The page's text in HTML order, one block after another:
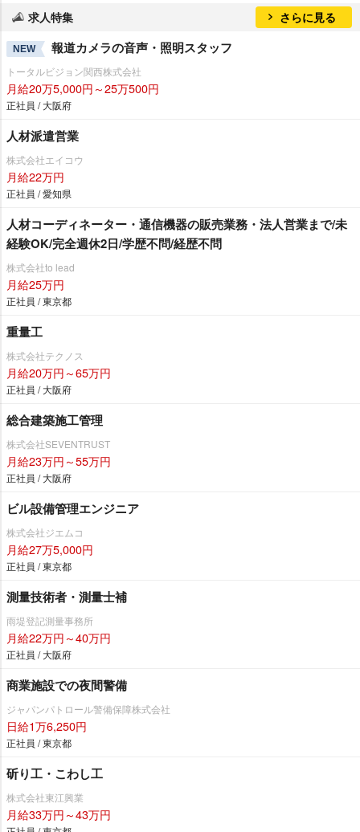
求人特集 さらに見る
NEW 報道カメラの音声・照明スタッフ
トータルビジョン関西株式会社
月給20万5,000円～25万500円
正社員 / 大阪府
人材派遣営業
株式会社エイコウ
月給22万円
正社員 / 愛知県
人材コーディネーター・通信機器の販売業務・法人営業まで/未
経験OK/完全週休2日/学歴不問/経歴不問
株式会社to lead
月給25万円
正社員 / 東京都
重量工
株式会社テクノス
月給20万円～65万円
正社員 / 大阪府
総合建築施工管理
株式会社SEVENTRUST
月給23万円～55万円
正社員 / 大阪府
ビル設備管理エンジニア
株式会社ジエムコ
月給27万5,000円
正社員 / 東京都
測量技術者・測量士補
雨堤登記測量事務所
月給22万円～40万円
正社員 / 大阪府
商業施設での夜間警備
ジャパンパトロール警備保障株式会社
日給1万6,250円
正社員 / 東京都
斫り工・こわし工
株式会社東江興業
月給33万円～43万円